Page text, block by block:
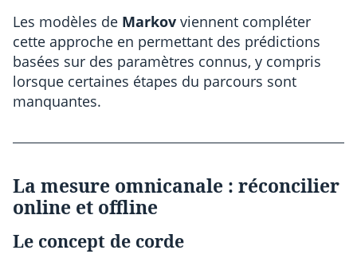
Les modèles de Markov viennent compléter
cette approche en permettant des prédictions
basées sur des paramètres connus, y compris
lorsque certaines étapes du parcours sont
manquantes.
La mesure omnicanale : réconcilier
online et offline
Le concept de corde